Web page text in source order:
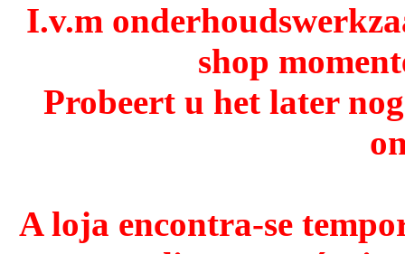
I.v.m
shop
Probeert u het later
A loja encontra-se